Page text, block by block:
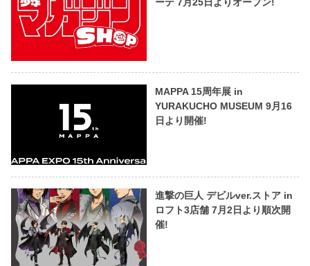
MAPPA 15周年展 in
YURAKUCHO MUSEUM 9月16
日より開催!
進撃の巨人 デビルver.ストア in
ロフト3店舗 7月2日より順次開
催!